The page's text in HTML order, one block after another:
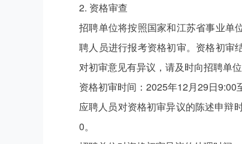
2. 资格审查
招聘单位将按照国家和江苏省事业单
聘人员进行报考资格初审。资格初审
对初审意见有异议，请及时向招聘单位
资格初审时间：2025年12月29日9:00
应聘人员对资格初审异议的陈述申辩
0。